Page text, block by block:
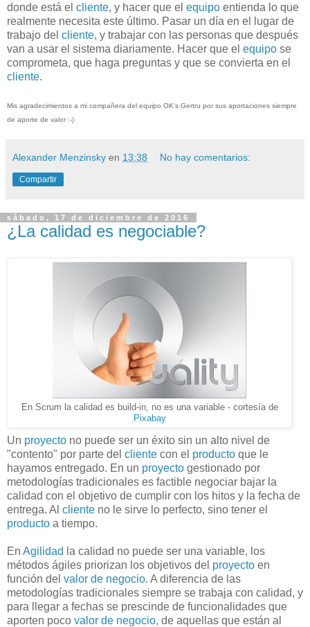
donde está el cliente, y hacer que el equipo entienda lo que
realmente necesita este último. Pasar un día en el lugar de
trabajo del cliente, y trabajar con las personas que después
van a usar el sistema diariamente. Hacer que el equipo se
comprometa, que haga preguntas y que se convierta en el
cliente.
Mis agradecimientos a mi compañera del equipo OK's Gertru por sus aportaciones siempre
de aporte de valor :-)
Alexander Menzinsky en 13:38 No hay comentarios:
Compartir
sábado, 17 de diciembre de 2016
¿La calidad es negociable?
En Scrum la calidad es build-in, no es una variable - cortesía de
Pixabay
Un proyecto no puede ser un éxito sin un alto nivel de
"contento" por parte del cliente con el producto que le
hayamos entregado. En un proyecto gestionado por
metodologías tradicionales es factible negociar bajar la
calidad con el objetivo de cumplir con los hitos y la fecha de
entrega. Al cliente no le sirve lo perfecto, sino tener el
producto a tiempo.
En Agilidad la calidad no puede ser una variable, los
métodos ágiles priorizan los objetivos del proyecto en
función del valor de negocio. A diferencia de las
metodologías tradicionales siempre se trabaja con calidad, y
para llegar a fechas se prescinde de funcionalidades que
aporten poco valor de negocio, de aquellas que están al